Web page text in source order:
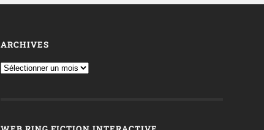
ARCHIVES